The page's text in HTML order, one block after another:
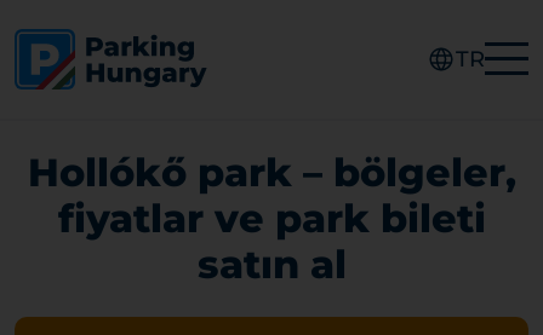
TR
Hollókő park – bölgeler,
fiyatlar ve park bileti
satın al